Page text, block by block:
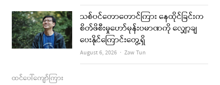
သစ်ပင်တောတောင်ကြား နေထိုင်ခြင်းက
စိတ်ဖိစီးမှုဟော်မုန်းပမာဏကို လျှော့ချ
ပေးနိုင်ကြောင်းတွေ့ရှိ
August 6, 2026 Author
Zaw Tun
ထင်ပေါ်ကျော်ကြား